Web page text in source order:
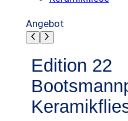
AngebotP
d
u
t
Edition 22